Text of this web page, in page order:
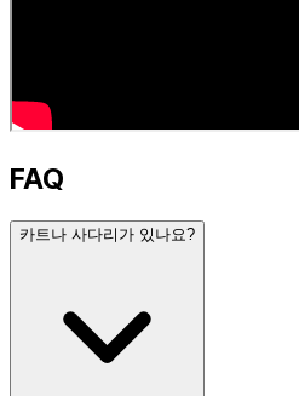
FAQ
카트나 사다리가 있나요?